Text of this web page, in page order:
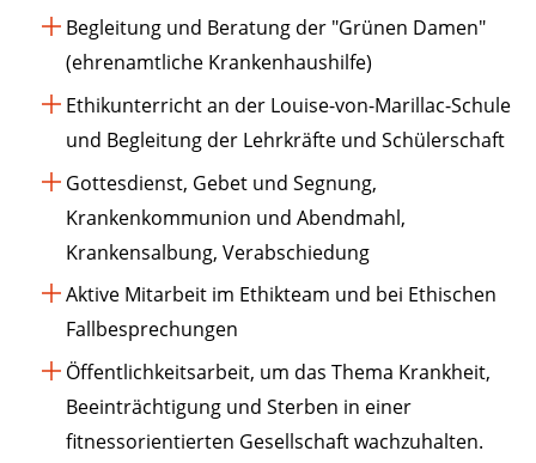
Begleitung und Beratung der "Grünen Damen"
(ehrenamtliche Krankenhaushilfe)
Ethikunterricht an der Louise-von-Marillac-Schule
und Begleitung der Lehrkräfte und Schülerschaft
Gottesdienst, Gebet und Segnung,
Krankenkommunion und Abendmahl,
Krankensalbung, Verabschiedung
Aktive Mitarbeit im Ethikteam und bei Ethischen
Fallbesprechungen
Öffentlichkeitsarbeit, um das Thema Krankheit,
Beeinträchtigung und Sterben in einer
fitnessorientierten Gesellschaft wachzuhalten.